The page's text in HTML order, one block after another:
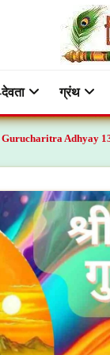
ग्रंथ
Gurucharitra Adhyay